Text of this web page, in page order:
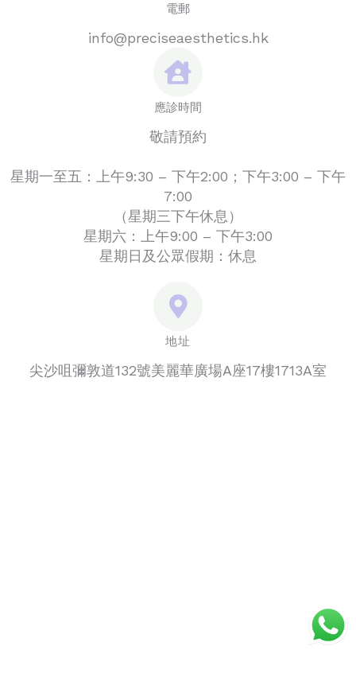
電郵
info@preciseaesthetics.hk
應診時間
敬請預約
星期一至五：上午9:30 – 下午2:00；下午3:00 – 下午
7:00
（星期三下午休息）
星期六：上午9:00 – 下午3:00
星期日及公眾假期：休息
地址
尖沙咀彌敦道132號美麗華廣場A座17樓1713A室